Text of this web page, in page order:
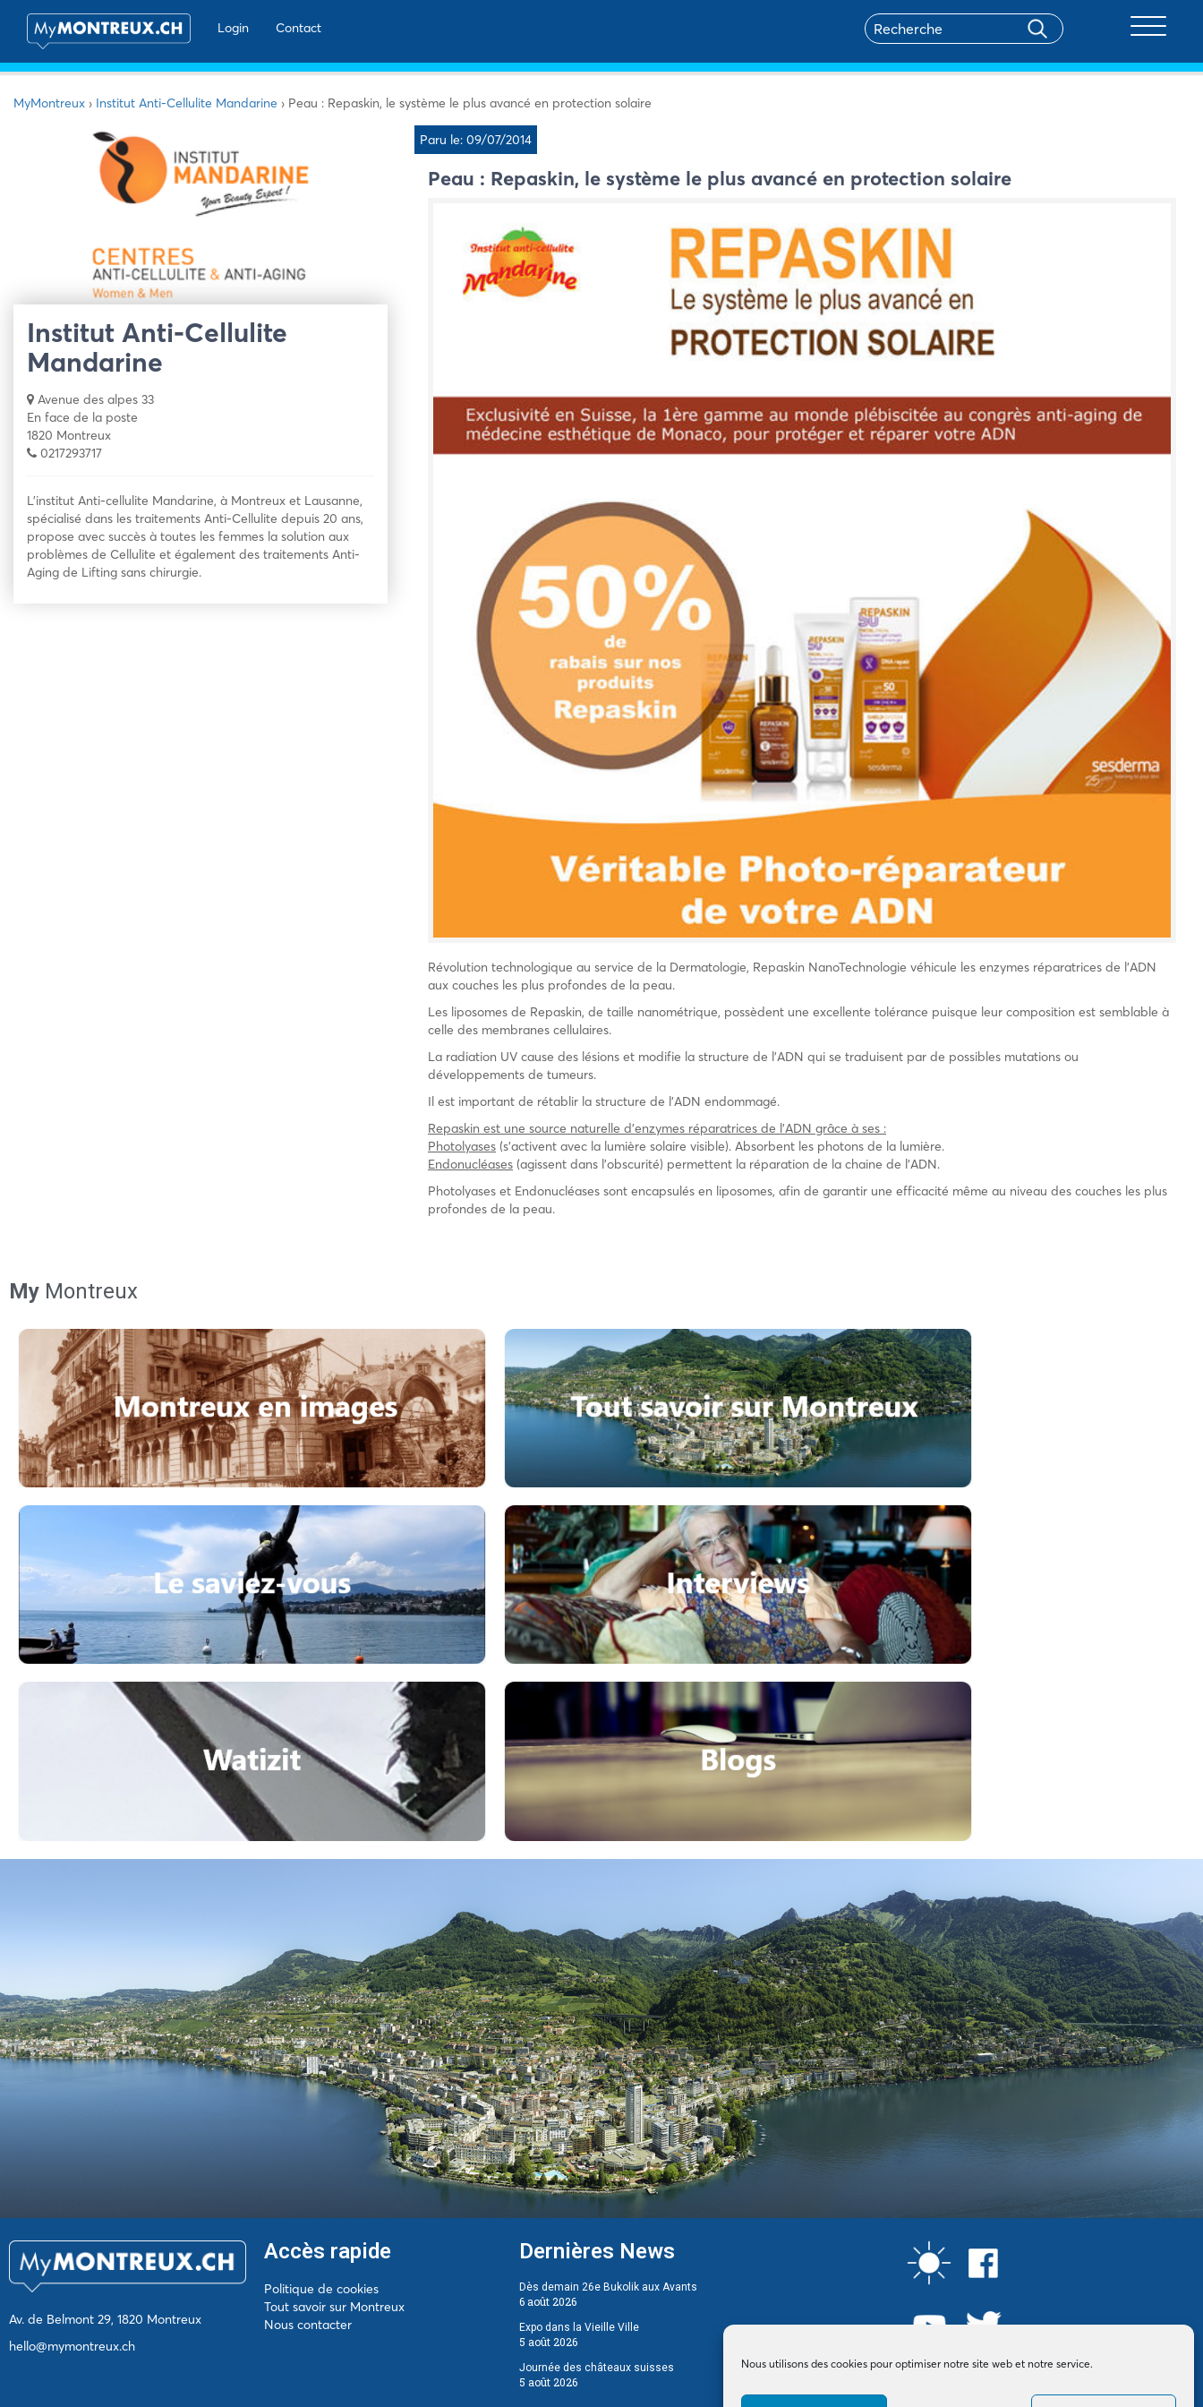
Nous utilisons des cookies pour optimiser notre site web et notre service.
Login
Contact
MyMontreux › Institut Anti-Cellulite Mandarine › Peau : Repaskin, le système le plus avancé en protection solaire
Institut Anti-Cellulite
Mandarine
Avenue des alpes 33
En face de la poste
1820 Montreux
0217293717
L’institut Anti-cellulite Mandarine, à Montreux et Lausanne,
spécialisé dans les traitements Anti-Cellulite depuis 20 ans,
propose avec succès à toutes les femmes la solution aux
problèmes de Cellulite et également des traitements Anti-
Aging de Lifting sans chirurgie.
Paru le: 09/07/2014
Peau : Repaskin, le système le plus avancé en protection solaire
Révolution technologique au service de la Dermatologie, Repaskin NanoTechnologie véhicule les enzymes réparatrices de l’ADN
aux couches les plus profondes de la peau.
Les liposomes de Repaskin, de taille nanométrique, possèdent une excellente tolérance puisque leur composition est semblable à
celle des membranes cellulaires.
La radiation UV cause des lésions et modifie la structure de l’ADN qui se traduisent par de possibles mutations ou
développements de tumeurs.
Il est important de rétablir la structure de l’ADN endommagé.
Repaskin est une source naturelle d’enzymes réparatrices de l’ADN grâce à ses :
Photolyases (s’activent avec la lumière solaire visible). Absorbent les photons de la lumière.
Endonucléases (agissent dans l’obscurité) permettent la réparation de la chaine de l’ADN.
Photolyases et Endonucléases sont encapsulés en liposomes, afin de garantir une efficacité même au niveau des couches les plus
profondes de la peau.
My Montreux
Av. de Belmont 29, 1820 Montreux
hello@mymontreux.ch
Accès rapide
Politique de cookies
Tout savoir sur Montreux
Nous contacter
Dernières News
Dès demain 26e Bukolik aux Avants
6 août 2026
Expo dans la Vieille Ville
5 août 2026
Journée des châteaux suisses
5 août 2026